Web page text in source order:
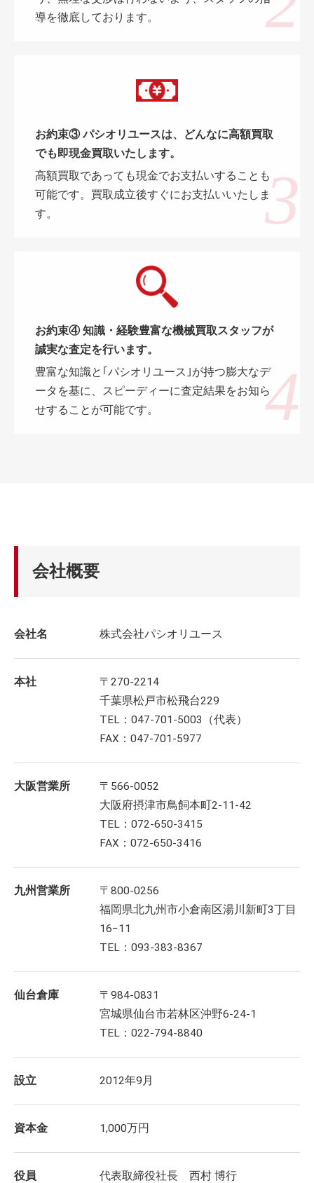
導を徹底しております。
お約束③ パシオリユースは、どんなに高額買取
でも即現金買取いたします。
高額買取であっても現金でお支払いすることも
可能です。買取成立後すぐにお支払いいたしま
す。
お約束④ 知識・経験豊富な機械買取スタッフが
誠実な査定を行います。
豊富な知識と｢パシオリユース｣が持つ膨大なデ
ータを基に、スピーディーに査定結果をお知ら
せすることが可能です。
会社概要
会社名 株式会社パシオリユース
本社
〒270-2214
千葉県松戸市松飛台229
TEL：047-701-5003（代表）
FAX：047-701-5977
大阪営業所
〒566-0052
大阪府摂津市鳥飼本町2-11-42
TEL：072-650-3415
FAX：072-650-3416
九州営業所
〒800-0256
福岡県北九州市小倉南区湯川新町3丁目
16−11
TEL：093-383-8367
仙台倉庫
〒984-0831
宮城県仙台市若林区沖野6-24-1
TEL：022-794-8840
設立 2012年9月
資本金 1,000万円
役員
代表取締役社長 西村 博行